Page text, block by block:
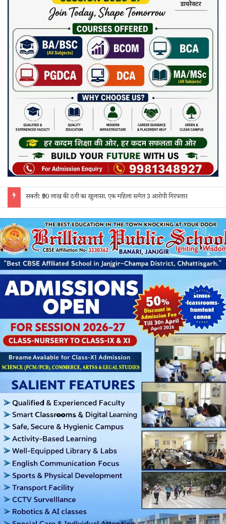
सक्ती: ₹90 लाख की ठगी का खुलासा, एक महिला समेत 3 आरोपी गिरफ्तार